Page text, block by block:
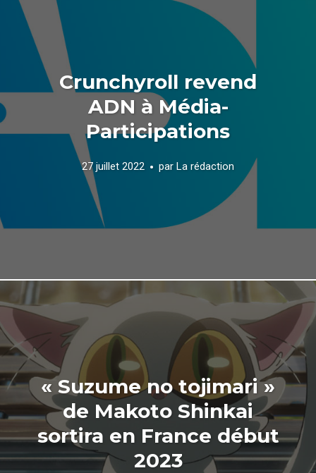
Crunchyroll revend
ADN à Média-
Participations
27 juillet 2022 par La rédaction
« Suzume no tojimari »
de Makoto Shinkai
sortira en France début
2023